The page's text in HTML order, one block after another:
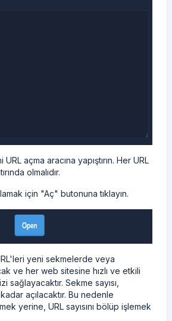
URL açma aracına yapıştırın. Her URL
olmalıdır.
için "Aç" butonuna tıklayın.
yeni sekmelerde veya
ve her web sitesine hızlı ve etkili
sağlayacaktır. Sekme sayısı,
kadar açılacaktır. Bu nedenle
yerine, URL sayısını bölüp işlemek